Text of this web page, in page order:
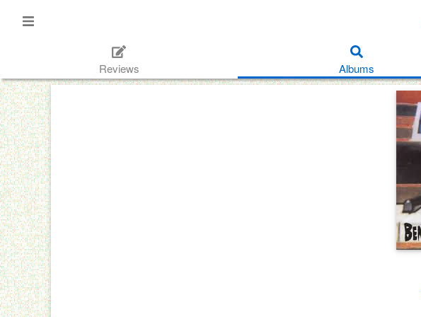
Reviews Albums